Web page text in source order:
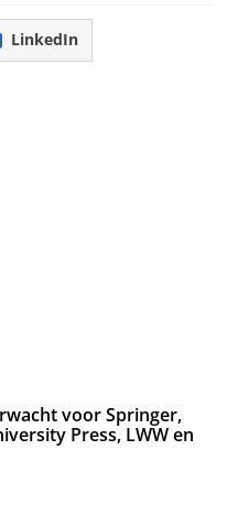
LinkedIn
voor Springer,
Press, LWW en